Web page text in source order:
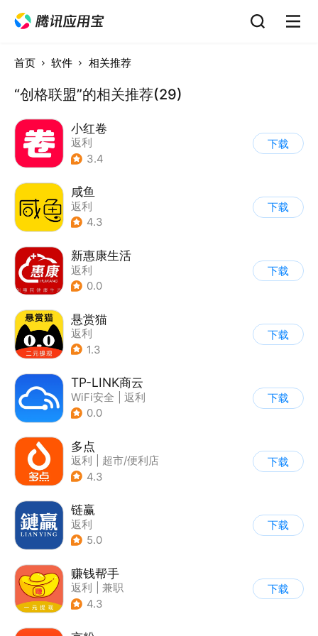
首页 软件 相关推荐
“创格联盟”的相关推荐(29)
小红卷
返利
3.4
下载
咸鱼
返利
4.3
下载
新惠康生活
返利
0.0
下载
悬赏猫
返利
1.3
下载
TP-LINK商云
WiFi安全
返利
0.0
下载
多点
返利
超市/便利店
| 生鲜/买菜
4.3
下载
链赢
返利
5.0
下载
赚钱帮手
返利
兼职
4.3
下载